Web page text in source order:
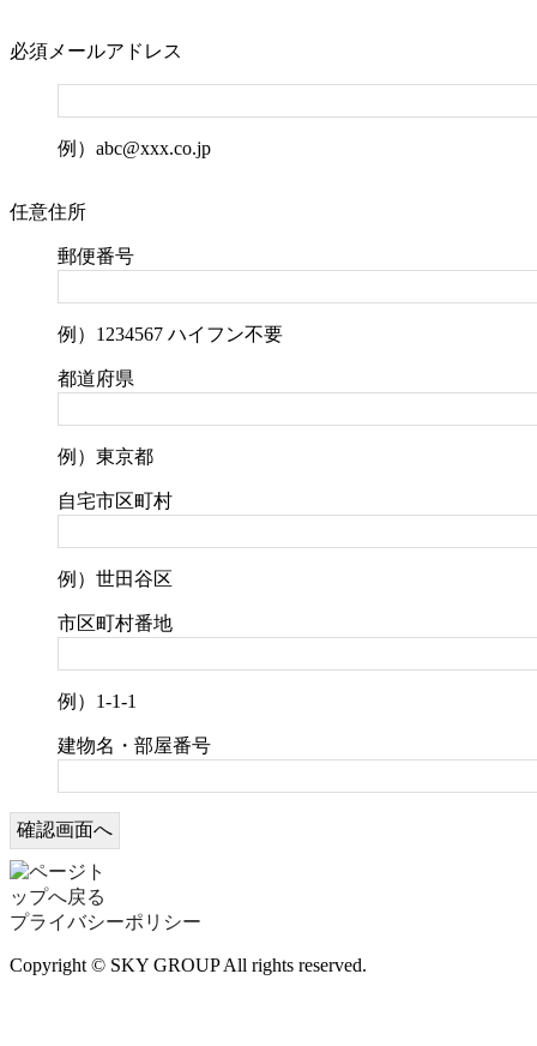
必須 メールアドレス
例）abc@xxx.co.jp
任意住所
郵便番号
例）1234567 ハイフン不要
都道府県
例）東京都
自宅市区町村
例）世田谷区
市区町村番地
例）1-1-1
建物名・部屋番号
プライバシーポリシー
Copyright © SKY GROUP All rights reserved.